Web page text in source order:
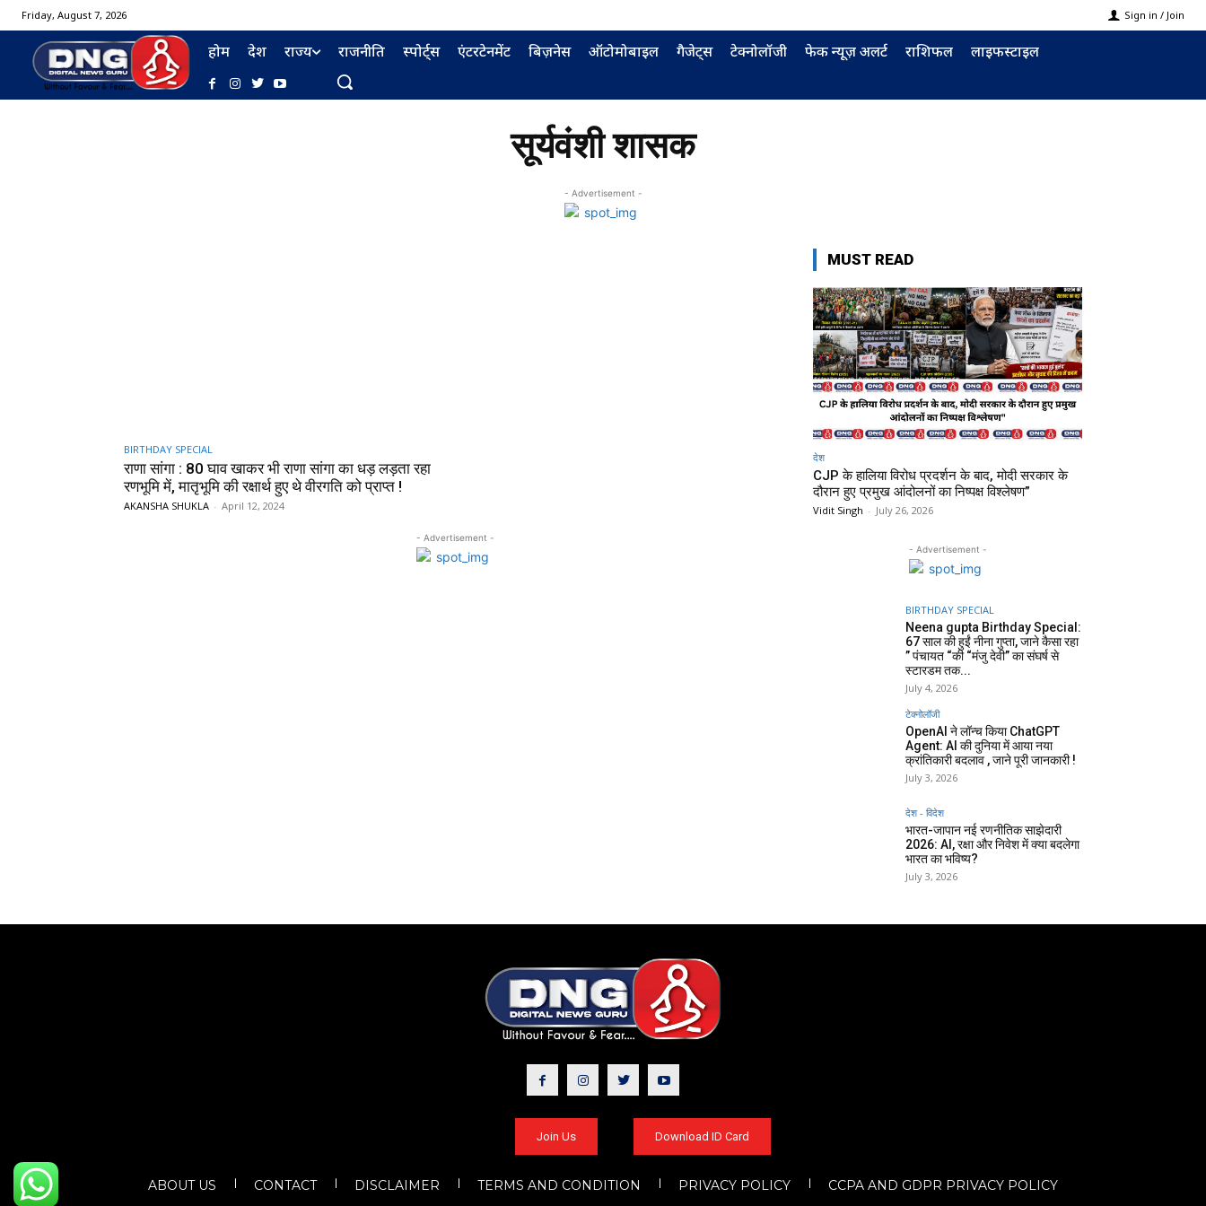
Friday, August 7, 2026 Sign in / Join
होम देश राज्य राजनीति स्पोर्ट्स एंटरटेनमेंट बिज़नेस ऑटोमोबाइल गैजेट्स टेक्नोलॉजी फेक न्यूज़ अलर्ट राशिफल लाइफस्टाइल
सूर्यवंशी शासक
- Advertisement -
BIRTHDAY SPECIAL
राणा सांगा : 80 घाव खाकर भी राणा सांगा का धड़ लड़ता रहा
रणभूमि में, मातृभूमि की रक्षार्थ हुए थे वीरगति को प्राप्त !
AKANSHA SHUKLA - April 12, 2024
- Advertisement -
MUST READ
देश
CJP के हालिया विरोध प्रदर्शन के बाद, मोदी सरकार के
दौरान हुए प्रमुख आंदोलनों का निष्पक्ष विश्लेषण”
Vidit Singh - July 26, 2026
- Advertisement -
BIRTHDAY SPECIAL
Neena gupta Birthday Special:
67 साल की हुईं नीना गुप्ता, जाने कैसा रहा
” पंचायत “की “मंजु देवी” का संघर्ष से
स्टारडम तक...
July 4, 2026
टेक्नोलॉजी
OpenAI ने लॉन्च किया ChatGPT
Agent: AI की दुनिया में आया नया
क्रांतिकारी बदलाव , जाने पूरी जानकारी !
July 3, 2026
देश - विदेश
भारत-जापान नई रणनीतिक साझेदारी
2026: AI, रक्षा और निवेश में क्या बदलेगा
भारत का भविष्य?
July 3, 2026
Join Us Download ID Card
ABOUT US CONTACT DISCLAIMER TERMS AND CONDITION PRIVACY POLICY CCPA AND GDPR PRIVACY POLICY